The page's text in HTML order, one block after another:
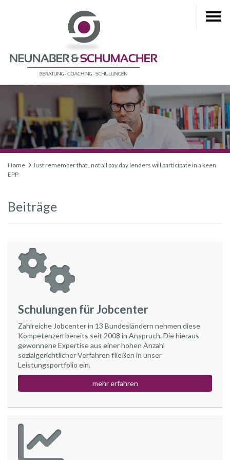
Home
Just remember that , not all pay day lenders will participate in a keen
EPP
Beiträge
Schulungen für Jobcenter
Zahlreiche Jobcenter in 13 Bundesländern nehmen diese
Kompetenzen bereits seit 2008 in Anspruch. Die hieraus
gewonnene Expertise aus einer hohen Anzahl
sozialgerichtlicher Verfahren fließen in unser
Leistungsportfolio ein.
mehr erfahren